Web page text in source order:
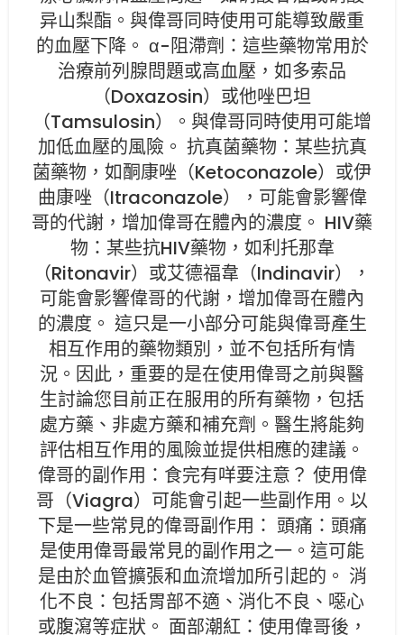
异山梨酯。與偉哥同時使用可能導致嚴重
的血壓下降。 α-阻滯劑：這些藥物常用於
治療前列腺問題或高血壓，如多索品
（Doxazosin）或他唑巴坦
（Tamsulosin）。與偉哥同時使用可能增
加低血壓的風險。 抗真菌藥物：某些抗真
菌藥物，如酮康唑（Ketoconazole）或伊
曲康唑（Itraconazole），可能會影響偉
哥的代謝，增加偉哥在體內的濃度。 HIV藥
物：某些抗HIV藥物，如利托那韋
（Ritonavir）或艾德福韋（Indinavir），
可能會影響偉哥的代謝，增加偉哥在體內
的濃度。 這只是一小部分可能與偉哥產生
相互作用的藥物類別，並不包括所有情
況。因此，重要的是在使用偉哥之前與醫
生討論您目前正在服用的所有藥物，包括
處方藥、非處方藥和補充劑。醫生將能夠
評估相互作用的風險並提供相應的建議。
偉哥的副作用：食完有咩要注意？ 使用偉
哥（Viagra）可能會引起一些副作用。以
下是一些常見的偉哥副作用： 頭痛：頭痛
是使用偉哥最常見的副作用之一。這可能
是由於血管擴張和血流增加所引起的。 消
化不良：包括胃部不適、消化不良、噁心
或腹瀉等症狀。 面部潮紅：使用偉哥後，